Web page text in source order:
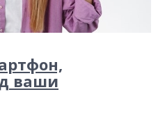
ваши